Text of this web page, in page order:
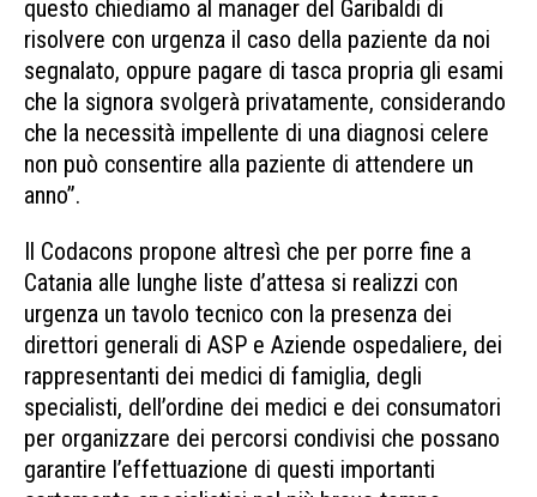
questo chiediamo al manager del Garibaldi di
risolvere con urgenza il caso della paziente da noi
segnalato, oppure pagare di tasca propria gli esami
che la signora svolgerà privatamente, considerando
che la necessità impellente di una diagnosi celere
non può consentire alla paziente di attendere un
anno”.
Il Codacons propone altresì che per porre fine a
Catania alle lunghe liste d’attesa si realizzi con
urgenza un tavolo tecnico con la presenza dei
direttori generali di ASP e Aziende ospedaliere, dei
rappresentanti dei medici di famiglia, degli
specialisti, dell’ordine dei medici e dei consumatori
per organizzare dei percorsi condivisi che possano
garantire l’effettuazione di questi importanti